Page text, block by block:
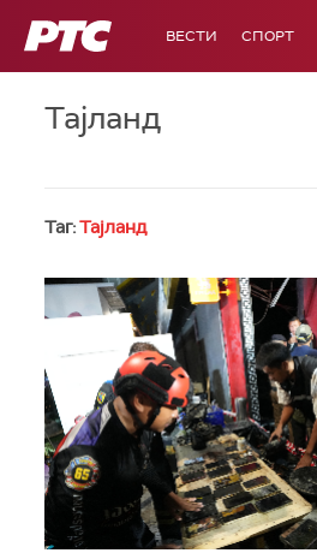
РТС ВЕСТИ СПОРТ
Тајланд
Таг:Тајланд